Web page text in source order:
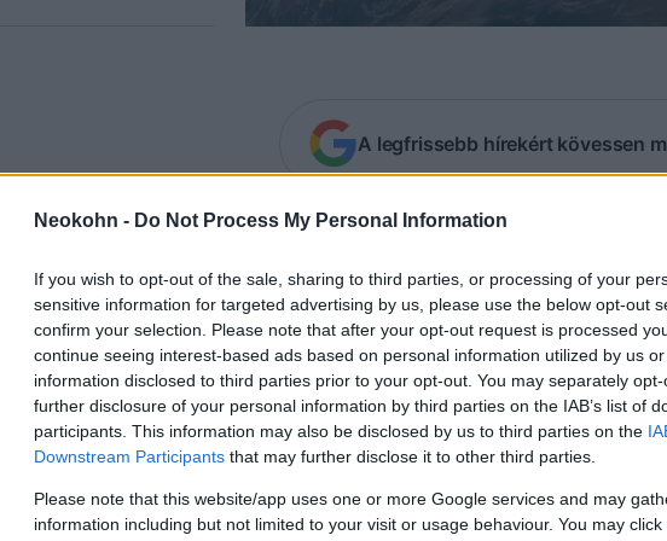
Neokohn - Do Not Process My Personal Information
If you wish to opt-out of the sale, sharing to third parties, or processing of your
sensitive information for targeted advertising by us, please use the below opt-out
confirm your selection. Please note that after your opt-out request is processed
continue seeing interest-based ads based on personal information utilized by us
information disclosed to third parties prior to your opt-out. You may separately
further disclosure of your personal information by third parties on the IAB’s list of
participants. This information may also be disclosed by us to third parties on the
Downstream Participants that may further disclose it to other third parties.
Please note that this website/app uses one or more Google services and may
information including but not limited to your visit or usage behaviour. You may
A legfrissebb hírekért kövessen
Nemzetközi civil szervezetek, amelyek minden
szakmai munkát végeznek, sokszor teljesen
ha Izraelről van szó, lásd az Amnesty
jelentéseit. Most az ENSZ Közgyűlése által a II.
isbeállt a sorba.
Az IsraellyCool blognak tűnt fel, hogy bár az
Gyorssegélyalapjának van nemzeti bizottsága
zsidókat diszkriminálja álláshirdetéseiben. Az